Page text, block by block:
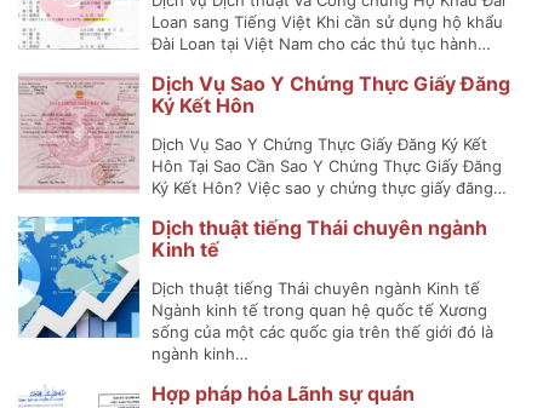
Loan sang Tiếng Việt Khi cần sử dụng hộ khẩu
Đài Loan tại Việt Nam cho các thủ tục hành…
Dịch Vụ Sao Y Chứng Thực Giấy Đăng
Ký Kết Hôn
Dịch Vụ Sao Y Chứng Thực Giấy Đăng Ký Kết
Hôn Tại Sao Cần Sao Y Chứng Thực Giấy Đăng
Ký Kết Hôn? Việc sao y chứng thực giấy đăng…
Dịch thuật tiếng Thái chuyên ngành
Kinh tế
Dịch thuật tiếng Thái chuyên ngành Kinh tế
Ngành kinh tế trong quan hệ quốc tế Xương
sống của một các quốc gia trên thế giới đó là
ngành kinh…
Hợp pháp hóa Lãnh sự quán